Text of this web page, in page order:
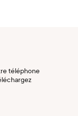
téléphone